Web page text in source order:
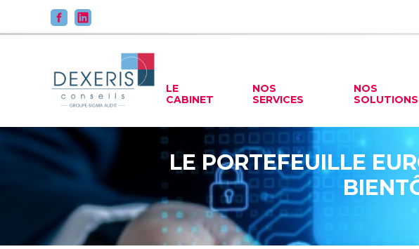
au
contenu
Principal
LE
CABINET
NOS
SERVICES
NOS
SOLUTIONS
LE PORTEFEUILLE